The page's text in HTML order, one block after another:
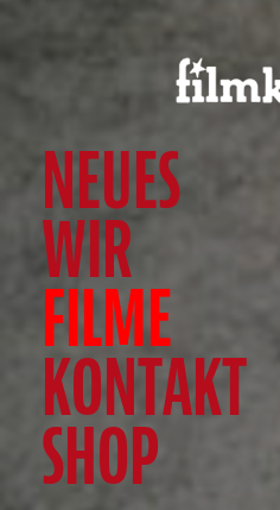
NEUES
WIR
FILME
KONTAKT
SHOP